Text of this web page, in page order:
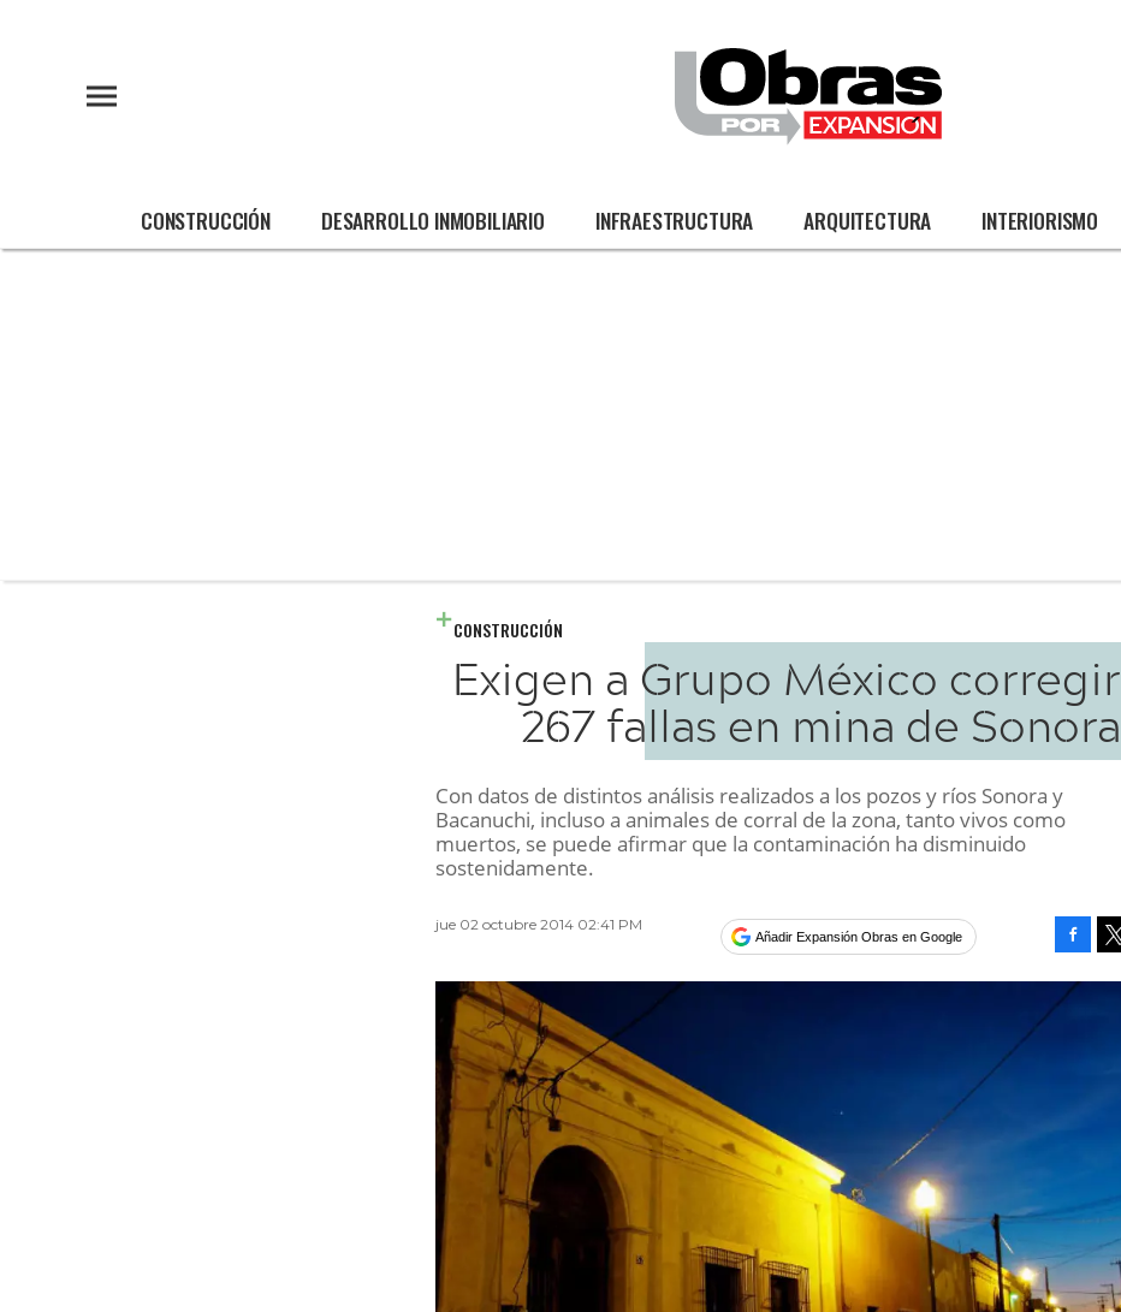
CONSTRUCCIÓN DESARROLLO INMOBILIARIO INFRAESTRUCTURA ARQUITECTURA INTERIORISMO
CONSTRUCCIÓN
Exigen a Grupo México corregir
267 fallas en mina de Sonora
Con datos de distintos análisis realizados a los pozos y ríos Sonora y
Bacanuchi, incluso a animales de corral de la zona, tanto vivos como
muertos, se puede afirmar que la contaminación ha disminuido
sostenidamente.
jue 02 octubre 2014 02:41 PM
Añadir Expansión Obras en Google